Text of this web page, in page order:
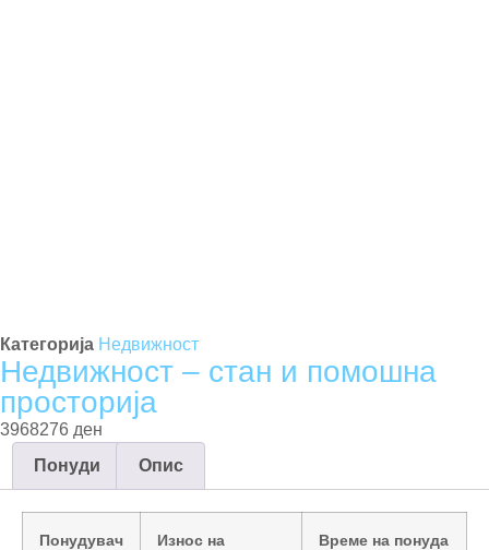
Категорија Недвижност
Недвижност – стан и помошна
просторија
3968276 ден
Понуди
Опис
Понудувач
Износ на
Време на понуда